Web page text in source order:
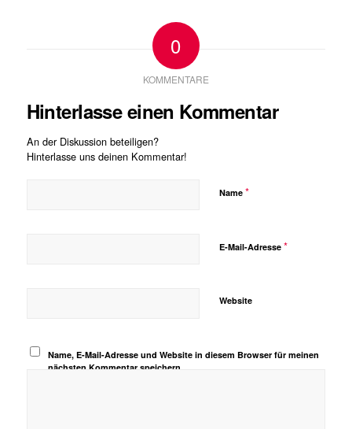
0
KOMMENTARE
Hinterlasse einen Kommentar
An der Diskussion beteiligen?
Hinterlasse uns deinen Kommentar!
Name *
E-Mail-Adresse *
Website
Name, E-Mail-Adresse und Website in diesem Browser für meinen
nächsten Kommentar speichern.